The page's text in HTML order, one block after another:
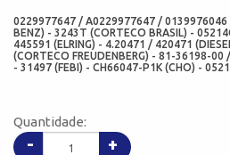
0229977647 / A0229977647 / 0139976046
BENZ) - 3243T (CORTECO BRASIL) -
445591 (ELRING) - 4.20471 / 420471
(CORTECO FREUDENBERG) - 81-36198-
- 31497 (FEBI) - CH66047-P1K (CHO) -
Quantidade:
- +